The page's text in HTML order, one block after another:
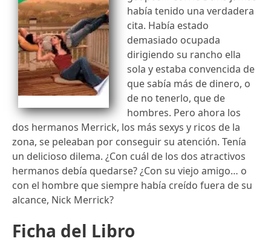
había tenido una verdadera
cita. Había estado
demasiado ocupada
dirigiendo su rancho ella
sola y estaba convencida de
que sabía más de dinero, o
de no tenerlo, que de
hombres. Pero ahora los
dos hermanos Merrick, los más sexys y ricos de la
zona, se peleaban por conseguir su atención. Tenía
un delicioso dilema. ¿Con cuál de los dos atractivos
hermanos debía quedarse? ¿Con su viejo amigo… o
con el hombre que siempre había creído fuera de su
alcance, Nick Merrick?
Ficha del Libro